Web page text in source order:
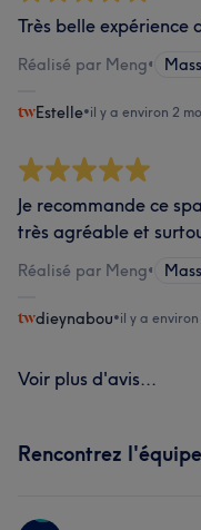
Très belle
Réalisé par Meng•
Estelle•il y a environ 2
Je recommande ce
très agréable et
Réalisé par Meng•
dieynabou•il y a environ
Voir plus d'avis...
Rencontrez l'équipe